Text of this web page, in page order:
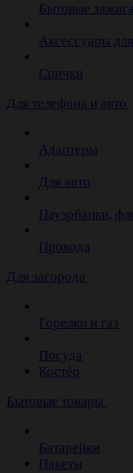
Бытовые
Аксессуары для
Спички
Для телефона и авто
Адаптеры
Для авто
Пауэрбанки,
Провода
Для загорода
Горелки и газ
Посуда
Костёр
Бытовые товары
Батарейки
Пакеты